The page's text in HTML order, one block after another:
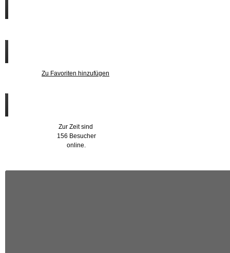
Zu Favoriten hinzufügen
Zur Zeit sind
156 Besucher
online.